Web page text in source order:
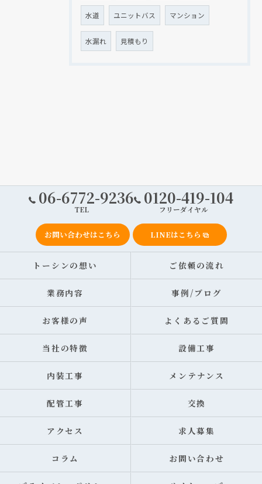
水道 ユニットバス マンション
水漏れ 見積もり
06-6772-9236
TEL
0120-419-104
フリーダイヤル
お問い合わせはこちら LINEはこちら
トーシンの想い ご依頼の流れ
業務内容 事例/ブログ
お客様の声 よくあるご質問
当社の特徴 設備工事
内装工事 メンテナンス
配管工事 交換
アクセス 求人募集
コラム お問い合わせ